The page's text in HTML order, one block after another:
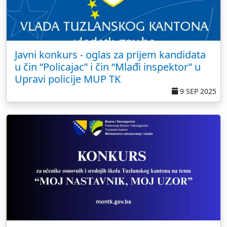
Javni konkurs - oglas za prijem kandidata
u čin “Policajac” i čin “Mlađi inspektor” u
Upravi policije MUP TK
9 SEP 2025